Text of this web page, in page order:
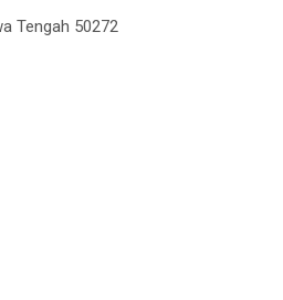
Tengah 50272